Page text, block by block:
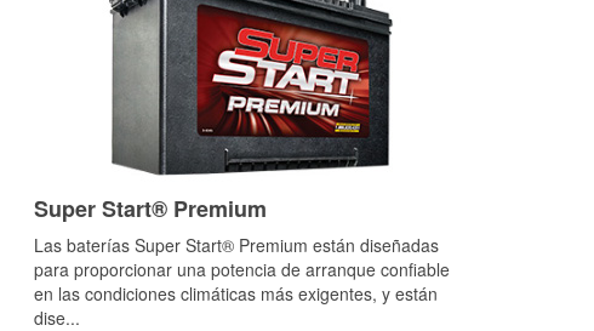
Super Start® Premium
Las baterías Super Start® Premium están diseñadas
para proporcionar una potencia de arranque confiable
en las condiciones climáticas más exigentes, y están
dise...